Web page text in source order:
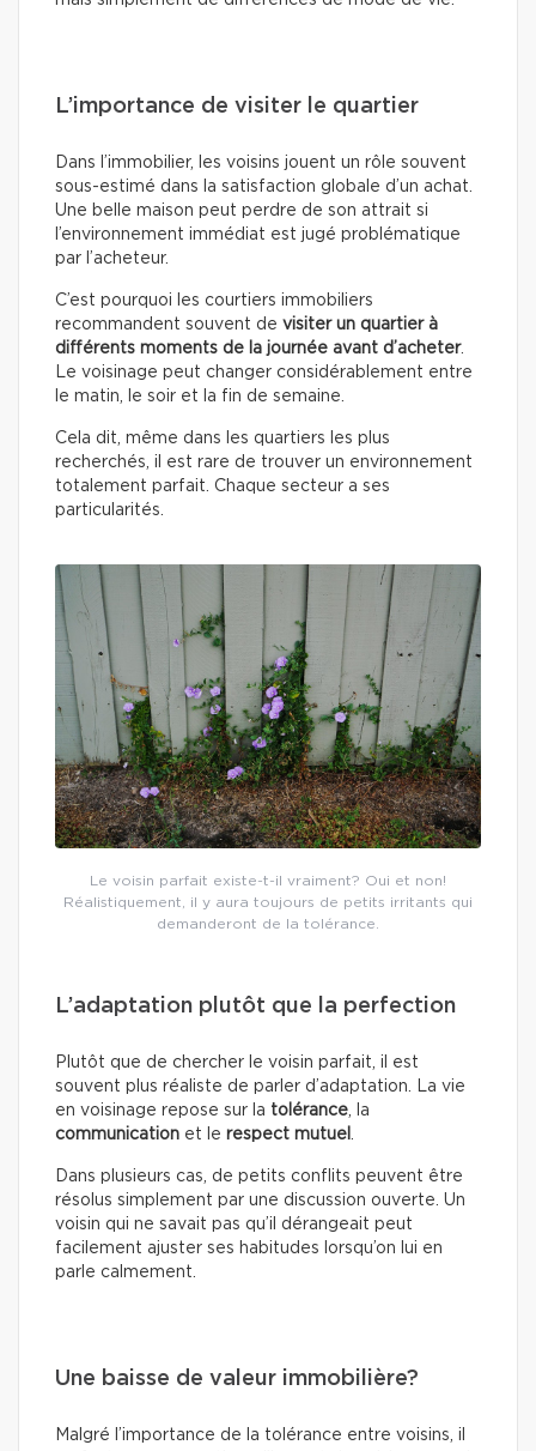
L’importance de visiter le quartier
Dans l’immobilier, les voisins jouent un rôle souvent
sous-estimé dans la satisfaction globale d’un achat.
Une belle maison peut perdre de son attrait si
l’environnement immédiat est jugé problématique
par l’acheteur.
C’est pourquoi les courtiers immobiliers
recommandent souvent de visiter un quartier à
différents moments de la journée avant d’acheter.
Le voisinage peut changer considérablement entre
le matin, le soir et la fin de semaine.
Cela dit, même dans les quartiers les plus
recherchés, il est rare de trouver un environnement
totalement parfait. Chaque secteur a ses
particularités.
Le voisin parfait existe-t-il vraiment? Oui et non!
Réalistiquement, il y aura toujours de petits irritants qui
demanderont de la tolérance.
L’adaptation plutôt que la perfection
Plutôt que de chercher le voisin parfait, il est
souvent plus réaliste de parler d’adaptation. La vie
en voisinage repose sur la tolérance, la
communication et le respect mutuel .
Dans plusieurs cas, de petits conflits peuvent être
résolus simplement par une discussion ouverte. Un
voisin qui ne savait pas qu’il dérangeait peut
facilement ajuster ses habitudes lorsqu’on lui en
parle calmement.
Une baisse de valeur immobilière?
Malgré l’importance de la tolérance entre voisins, il